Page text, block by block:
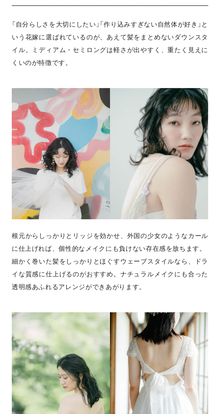
「自分らしさを大切にしたい」「作り込みすぎない自然体が好き」と
いう花嫁に選ばれているのが、あえて髪をまとめないダウンスタ
イル。ミディアム・セミロングは軽さが出やすく、重たく見えに
くいのが特徴です。
根元からしっかりとリッジを効かせ、外国の少女のようなカール
に仕上げれば、個性的なメイクにも負けない存在感を放ちます。
細かく巻いた髪をしっかりとほぐすウェーブスタイルなら、ドラ
イな質感に仕上げるのがおすすめ。ナチュラルメイクにも合った
透明感あふれるアレンジができあがります。